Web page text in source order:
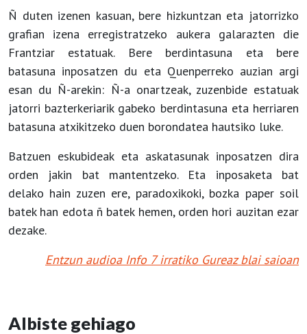
Ñ duten izenen kasuan, bere hizkuntzan eta jatorrizko
grafian izena erregistratzeko aukera galarazten die
Frantziar estatuak. Bere berdintasuna eta bere
batasuna inposatzen du eta Quenperreko auzian argi
esan du Ñ-arekin: Ñ-a onartzeak, zuzenbide estatuak
jatorri bazterkeriarik gabeko berdintasuna eta herriaren
batasuna atxikitzeko duen borondatea hautsiko luke.
Batzuen eskubideak eta askatasunak inposatzen dira
orden jakin bat mantentzeko. Eta inposaketa bat
delako hain zuzen ere, paradoxikoki, bozka paper soil
batek han edota ñ batek hemen, orden hori auzitan ezar
dezake.
Entzun audioa Info 7 irratiko Gureaz blai saioan
Albiste gehiago